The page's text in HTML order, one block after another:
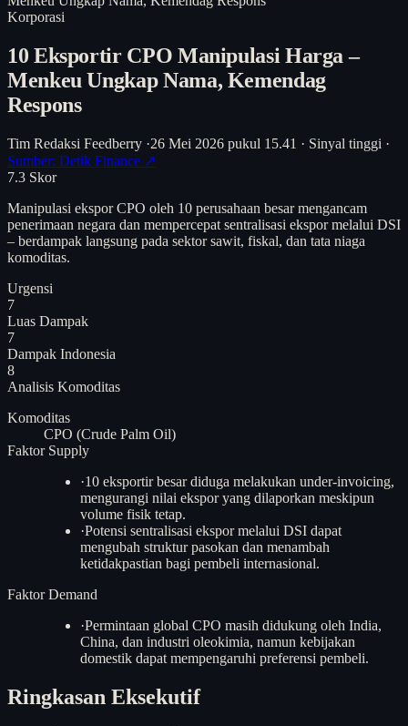
Korporasi
10 Eksportir CPO Manipulasi Harga –
Menkeu Ungkap Nama, Kemendag
Respons
Tim Redaksi Feedberry ·26 Mei 2026 pukul 15.41 · Sinyal tinggi ·
Sumber: Detik Finance ↗
7.3 Skor
Manipulasi ekspor CPO oleh 10 perusahaan besar mengancam
penerimaan negara dan mempercepat sentralisasi ekspor melalui DSI
– berdampak langsung pada sektor sawit, fiskal, dan tata niaga
komoditas.
Urgensi
7
Luas Dampak
7
Dampak Indonesia
8
Analisis Komoditas
Komoditas
CPO (Crude Palm Oil)
Faktor Supply
·10 eksportir besar diduga melakukan under-invoicing,
mengurangi nilai ekspor yang dilaporkan meskipun
volume fisik tetap.
·Potensi sentralisasi ekspor melalui DSI dapat
mengubah struktur pasokan dan menambah
ketidakpastian bagi pembeli internasional.
Faktor Demand
·Permintaan global CPO masih didukung oleh India,
China, dan industri oleokimia, namun kebijakan
domestik dapat mempengaruhi preferensi pembeli.
Ringkasan Eksekutif